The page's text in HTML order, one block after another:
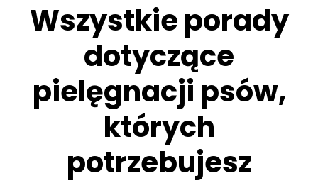
Wszystkie porady
dotyczące
pielęgnacji psów,
których
potrzebujesz